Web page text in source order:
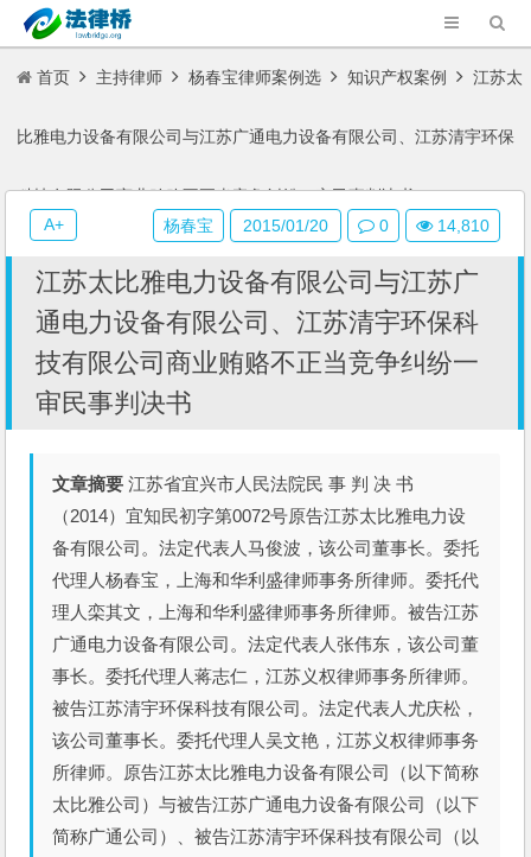
首页 主持律师 杨春宝律师案例选 知识产权案例 江苏太
比雅电力设备有限公司与江苏广通电力设备有限公司、江苏清宇环保
科技有限公司商业贿赂不正当竞争纠纷一审民事判决书
江苏太比雅电力设备有限公司与江苏广
通电力设备有限公司、江苏清宇环保科
技有限公司商业贿赂不正当竞争纠纷一
审民事判决书
文章摘要 江苏省宜兴市人民法院民 事 判 决 书
（2014）宜知民初字第0072号原告江苏太比雅电力设
备有限公司。法定代表人马俊波，该公司董事长。委托
代理人杨春宝，上海和华利盛律师事务所律师。委托代
理人栾其文，上海和华利盛律师事务所律师。被告江苏
广通电力设备有限公司。法定代表人张伟东，该公司董
事长。委托代理人蒋志仁，江苏义权律师事务所律师。
被告江苏清宇环保科技有限公司。法定代表人尤庆松，
该公司董事长。委托代理人吴文艳，江苏义权律师事务
所律师。原告江苏太比雅电力设备有限公司（以下简称
太比雅公司）与被告江苏广通电力设备有限公司（以下
简称广通公司）、被告江苏清宇环保科技有限公司（以
杨春宝 2015/01/20 0 14,810
A+